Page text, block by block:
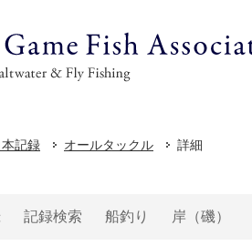
記録 オールタックル 詳細
記録検索 船釣り 岸（磯）